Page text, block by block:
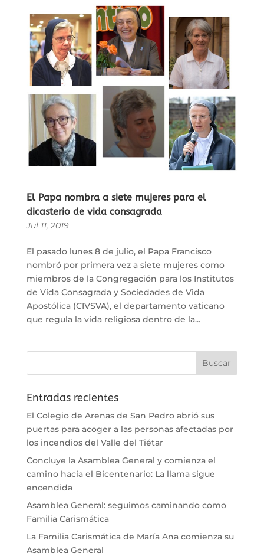
El Papa nombra a siete mujeres para el
dicasterio de vida consagrada
Jul 11, 2019
El pasado lunes 8 de julio, el Papa Francisco
nombró por primera vez a siete mujeres como
miembros de la Congregación para los Institutos
de Vida Consagrada y Sociedades de Vida
Apostólica (CIVSVA), el departamento vaticano
que regula la vida religiosa dentro de la...
Entradas recientes
El Colegio de Arenas de San Pedro abrió sus
puertas para acoger a las personas afectadas por
los incendios del Valle del Tiétar
Concluye la Asamblea General y comienza el
camino hacia el Bicentenario: La llama sigue
encendida
Asamblea General: seguimos caminando como
Familia Carismática
La Familia Carismática de María Ana comienza su
Asamblea General